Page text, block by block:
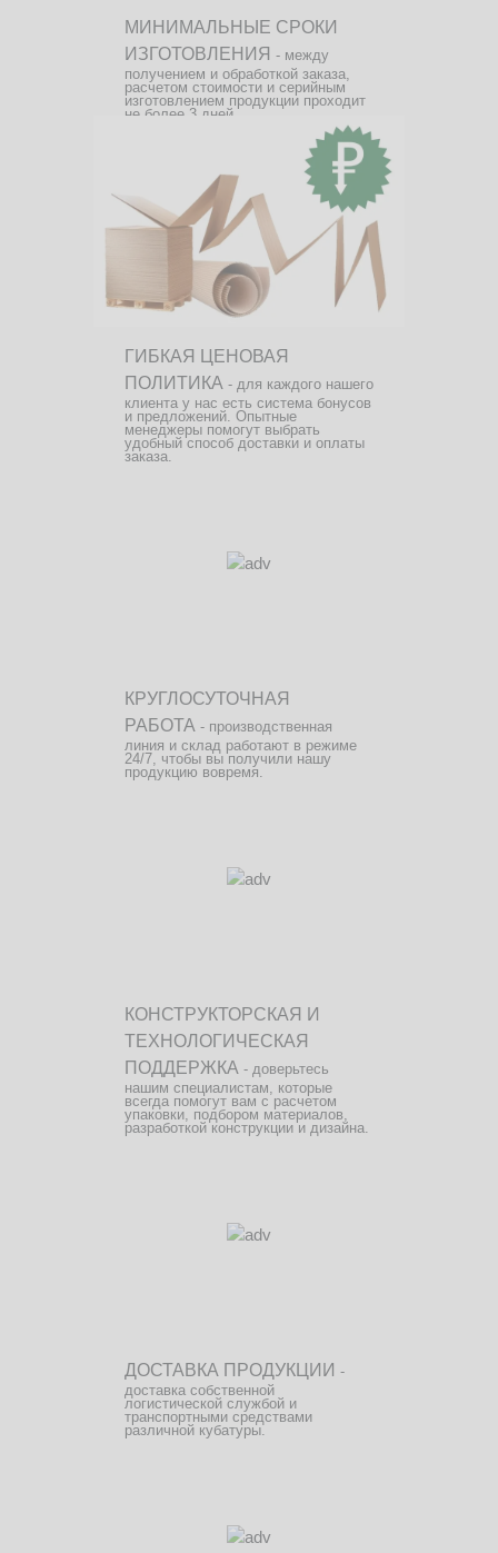
МИНИМАЛЬНЫЕ СРОКИ
ИЗГОТОВЛЕНИЯ - между
получением и обработкой заказа,
расчетом стоимости и серийным
изготовлением продукции проходит
не более 3 дней.
ГИБКАЯ ЦЕНОВАЯ
ПОЛИТИКА - для каждого нашего
клиента у нас есть система бонусов
и предложений. Опытные
менеджеры помогут выбрать
удобный способ доставки и оплаты
заказа.
КРУГЛОСУТОЧНАЯ
РАБОТА - производственная
линия и склад работают в режиме
24/7, чтобы вы получили нашу
продукцию вовремя.
КОНСТРУКТОРСКАЯ И
ТЕХНОЛОГИЧЕСКАЯ
ПОДДЕРЖКА - доверьтесь
нашим специалистам, которые
всегда помогут вам с расчетом
упаковки, подбором материалов,
разработкой конструкции и дизайна.
ДОСТАВКА ПРОДУКЦИИ -
доставка собственной
логистической службой и
транспортными средствами
различной кубатуры.